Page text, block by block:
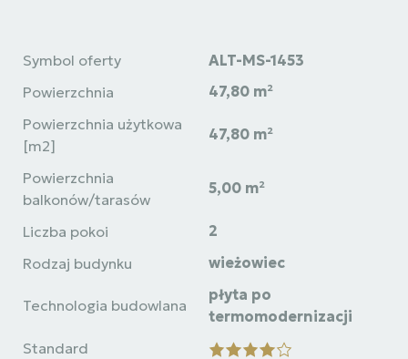
Symbol oferty
ALT-MS-1453
Powierzchnia
47,80 m²
Powierzchnia użytkowa
[m2]
47,80 m²
Powierzchnia
balkonów/tarasów
5,00 m²
Liczba pokoi
2
Rodzaj budynku
wieżowiec
Technologia budowlana
płyta po
termomodernizacji
Standard